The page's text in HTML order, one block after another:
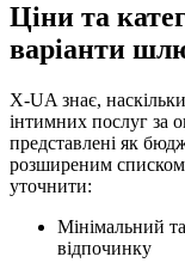
Ціни та
варіанти
X-UA знає,
інтимних послуг за
представлені як
розширеним
уточнити:
Мінімальний
відпочинку